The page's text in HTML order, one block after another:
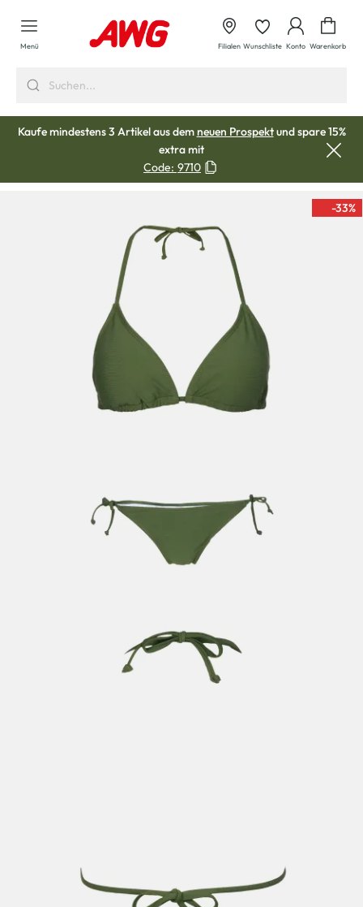
springen
Menü Filialen Wunschliste Konto Warenkorb
Kaufe mindestens 3 Artikel aus demneuen Prospektund spare 15%
extra mit
Code: 9710
-33%